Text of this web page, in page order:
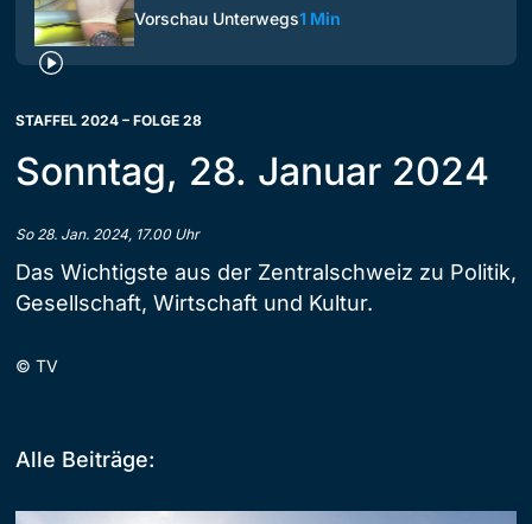
Vorschau Unterwegs1 Min
STAFFEL 2024 – FOLGE 28
Sonntag, 28. Januar 2024
So 28. Jan. 2024, 17.00 Uhr
Das Wichtigste aus der Zentralschweiz zu Politik,
Gesellschaft, Wirtschaft und Kultur.
© TV
Alle Beiträge: